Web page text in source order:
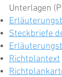
Unterlagen
Steckbriefe
Richtplantext